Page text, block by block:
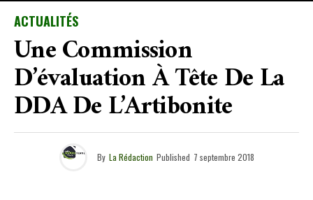
ACTUALITÉS
Une Commission
D’évaluation À Tête De La
DDA De L’Artibonite
By La Rédaction Published 7 septembre 2018